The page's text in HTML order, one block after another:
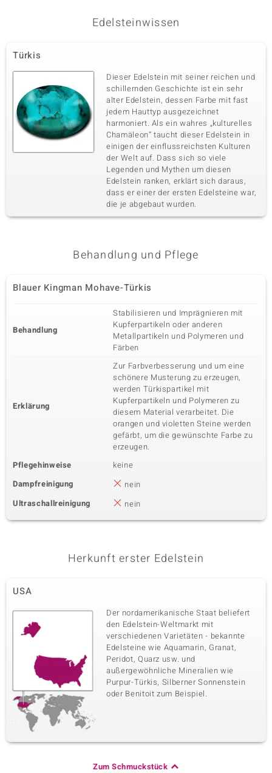
Edelsteinwissen
Türkis
Dieser Edelstein mit seiner reichen und
schillernden Geschichte ist ein sehr
alter Edelstein, dessen Farbe mit fast
jedem Hauttyp ausgezeichnet
harmoniert. Als ein wahres „kulturelles
Chamäleon“ taucht dieser Edelstein in
einigen der einflussreichsten Kulturen
der Welt auf. Dass sich so viele
Legenden und Mythen um diesen
Edelstein ranken, erklärt sich daraus,
dass er einer der ersten Edelsteine war,
die je abgebaut wurden.
Behandlung und Pflege
Blauer Kingman Mohave-Türkis
Behandlung
Stabilisieren und Imprägnieren mit
Kupferpartikeln oder anderen
Metallpartikeln und Polymeren und
Färben
Erklärung
Zur Farbverbesserung und um eine
schönere Musterung zu erzeugen,
werden Türkispartikel mit
Kupferpartikeln und Polymeren zu
diesem Material verarbeitet. Die
orangen und violetten Steine werden
gefärbt, um die gewünschte Farbe zu
erzeugen.
Pflegehinweise
keine
Dampfreinigung
nein
Ultraschallreinigung
nein
Herkunft erster Edelstein
USA
Der nordamerikanische Staat beliefert
den Edelstein-Weltmarkt mit
verschiedenen Varietäten - bekannte
Edelsteine wie Aquamarin, Granat,
Peridot, Quarz usw. und
außergewöhnliche Mineralien wie
Purpur-Türkis, Silberner Sonnenstein
oder Benitoit zum Beispiel.
Zum Schmuckstück